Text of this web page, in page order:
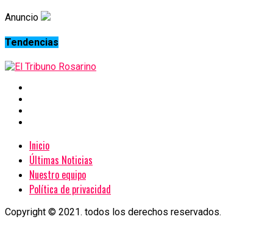
Anuncio
Tendencias
Inicio
Últimas Noticias
Nuestro equipo
Política de privacidad
Copyright © 2021. todos los derechos reservados.